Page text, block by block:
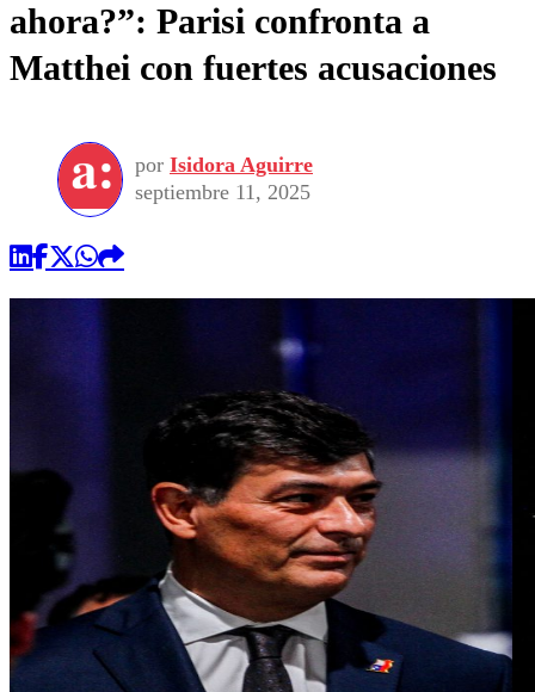
ahora?”: Parisi confronta a
Matthei con fuertes acusaciones
por Isidora Aguirre
septiembre 11, 2025